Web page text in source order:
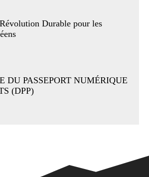
Durable pour les
DU PASSEPORT NUMÉRIQUE
(DPP)